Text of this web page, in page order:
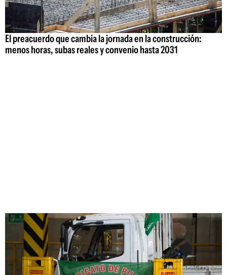
El preacuerdo que cambia la jornada en la construcción:
menos horas, subas reales y convenio hasta 2031